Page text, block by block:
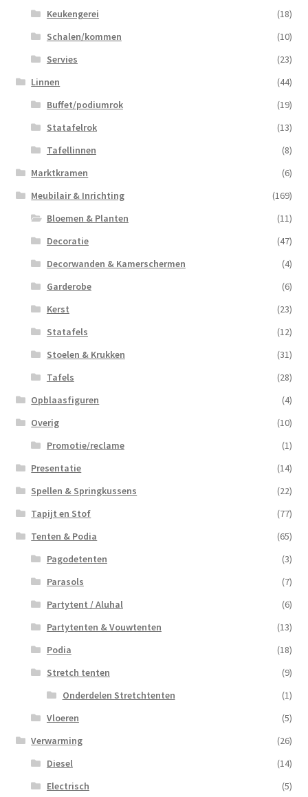
Keukengerei
(18)
Schalen/kommen
(10)
Servies
(23)
Linnen
(44)
Buffet/podiumrok
(19)
Statafelrok
(13)
Tafellinnen
(8)
Marktkramen
(6)
Meubilair & Inrichting
(169)
Bloemen & Planten
(11)
Decoratie
(47)
Decorwanden & Kamerschermen
(4)
Garderobe
(6)
Kerst
(23)
Statafels
(12)
Stoelen & Krukken
(31)
Tafels
(28)
Opblaasfiguren
(4)
Overig
(10)
Promotie/reclame
(1)
Presentatie
(14)
Spellen & Springkussens
(22)
Tapijt en Stof
(77)
Tenten & Podia
(65)
Pagodetenten
(3)
Parasols
(7)
Partytent / Aluhal
(6)
Partytenten & Vouwtenten
(13)
Podia
(18)
Stretch tenten
(9)
Onderdelen Stretchtenten
(1)
Vloeren
(5)
Verwarming
(26)
Diesel
(14)
Electrisch
(5)